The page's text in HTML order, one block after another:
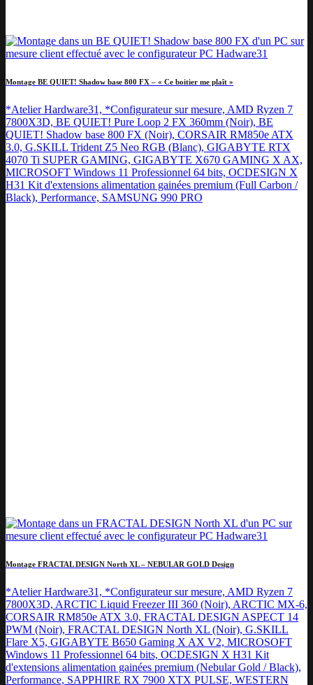
Montage BE QUIET! Shadow base 800 FX – « Ce boitier me plaît »
*Atelier Hardware31, *Configurateur sur mesure, AMD Ryzen 7
7800X3D, BE QUIET! Pure Loop 2 FX 360mm (Noir), BE
QUIET! Shadow base 800 FX (Noir), CORSAIR RM850e ATX
3.0, G.SKILL Trident Z5 Neo RGB (Blanc), GIGABYTE RTX
4070 Ti SUPER GAMING, GIGABYTE X670 GAMING X AX,
MICROSOFT Windows 11 Professionnel 64 bits, OCDESIGN X
H31 Kit d'extensions alimentation gainées premium (Full Carbon /
Black), Performance, SAMSUNG 990 PRO
Montage FRACTAL DESIGN North XL – NEBULAR GOLD Design
*Atelier Hardware31, *Configurateur sur mesure, AMD Ryzen 7
7800X3D, ARCTIC Liquid Freezer III 360 (Noir), ARCTIC MX-6,
CORSAIR RM850e ATX 3.0, FRACTAL DESIGN ASPECT 14
PWM (Noir), FRACTAL DESIGN North XL (Noir), G.SKILL
Flare X5, GIGABYTE B650 Gaming X AX V2, MICROSOFT
Windows 11 Professionnel 64 bits, OCDESIGN X H31 Kit
d'extensions alimentation gainées premium (Nebular Gold / Black),
Performance, SAPPHIRE RX 7900 XTX PULSE, WESTERN